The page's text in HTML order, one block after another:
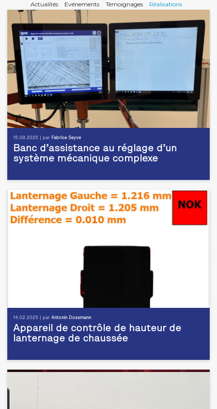
Actualités Evénements Témoignages Réalisations
15.09.2025 | par Fabrice Seyve
Banc d’assistance au réglage d’un
système mécanique complexe
14.02.2025 | par Antonin Dossmann
Appareil de contrôle de hauteur de
lanternage de chaussée